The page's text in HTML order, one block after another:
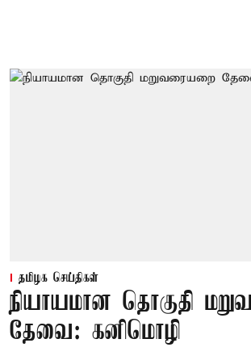
தமிழக செய்திகள்
நியாயமான தொகுதி
தேவை: கனிமொழி